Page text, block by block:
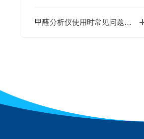
甲醛分析仪使用时常见问题问答